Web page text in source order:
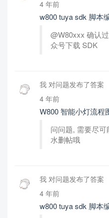
4 年前
w800 tuya sdk 脚本
@W80xxx 确认
众号下载 SDK
我 对问题发布了答案
4 年前
W800 智能小灯流程
问问题, 需要尽
水删帖哦
我 对问题发布了答案
4 年前
w800 tuya sdk 脚本